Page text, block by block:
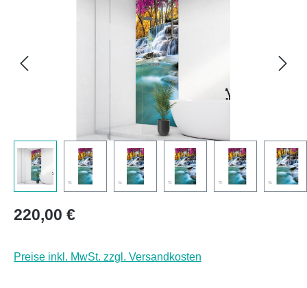
Regulärer Preis:
220,00 €
Preise inkl. MwSt. zzgl. Versandkosten